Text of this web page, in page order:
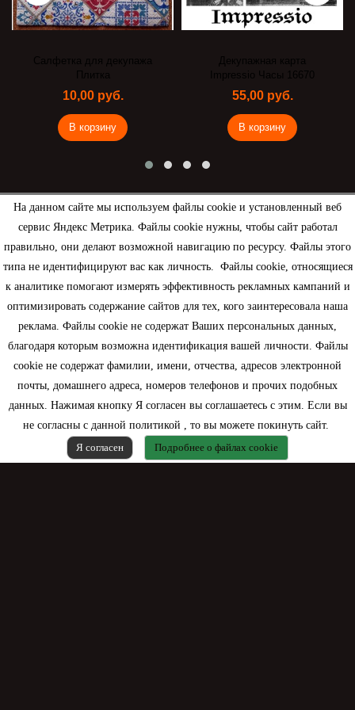
На данном сайте мы используем файлы cookie и установленный веб
сервис Яндекс Метрика. Файлы cookie нужны, чтобы сайт работал
правильно, они делают возможной навигацию по ресурсу. Файлы этого
типа не идентифицируют вас как личность. Файлы cookie, относящиеся
к аналитике помогают измерять эффективность рекламных кампаний и
оптимизировать содержание сайтов для тех, кого заинтересовала наша
реклама. Файлы cookie не содержат Ваших персональных данных,
благодаря которым возможна идентификация вашей личности. Файлы
cookie не содержат фамилии, имени, отчества, адресов электронной
почты, домашнего адреса, номеров телефонов и прочих подобных
данных. Нажимая кнопку Я согласен вы соглашаетесь с этим. Если вы
не согласны с данной политикой , то вы можете покинуть сайт.
Я согласен
Подробнее о файлах cookie
Салфетка для декупажа
Плитка
10,00 руб.
В корзину
Декупажная карта
Impressio Часы 16670
55,00 руб.
В корзину
Рассылка
Информация
Моя учетная запись
Контактная информация